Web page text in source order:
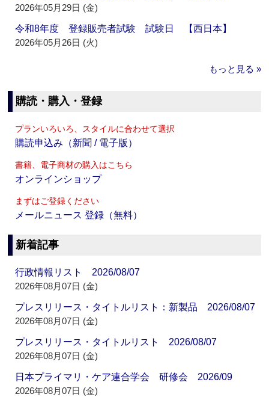
2026年05月29日 (金)
令和8年度 登録販売者試験 試験日 【西日本】
2026年05月26日 (火)
もっと見る »
購読・購入・登録
プランいろいろ、スタイルに合わせて選択
購読申込み（新聞 / 電子版）
書籍、電子商材の購入はこちら
オンラインショップ
まずはご登録ください
メールニュース 登録（無料）
新着記事
行政情報リスト 2026/08/07
2026年08月07日 (金)
プレスリリース・タイトルリスト：新製品 2026/08/07
2026年08月07日 (金)
プレスリリース・タイトルリスト 2026/08/07
2026年08月07日 (金)
日本プライマリ・ケア連合学会 研修会 2026/09
2026年08月07日 (金)